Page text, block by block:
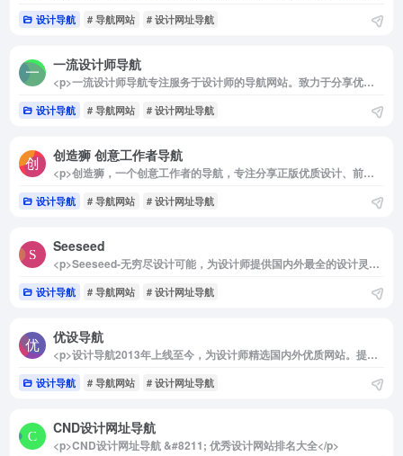
设计导航 # 导航网站 # 设计网址导航
一流设计师导航
<p>一流设计师导航专注服务于设计师的导航网站。致力于分享优秀免费的设计网站网址，一流设计导航大全还包括免费无版权限制可商用的高品质素材，设计教程、尺寸规范、配色方案、设计素材和灵感等。</p>
设计导航 # 导航网站 # 设计网址导航
创造狮 创意工作者导航
<p>创造狮，一个创意工作者的导航，专注分享正版优质设计、前端、产品、运营的书签导航，设计教程、设计规范、颜色搭配、灵感创意、前端框架、开发者工具、互联网新品推荐、运营数据分析、自媒体和工具利器好用的分类导航大全</p>
设计导航 # 导航网站 # 设计网址导航
Seeseed
<p>Seeseed-无穷尽设计可能，为设计师提供国内外最全的设计灵感、设计素材、设计工具、设计教程。</p>
设计导航 # 导航网站 # 设计网址导航
优设导航
<p>设计导航2013年上线至今，为设计师精选国内外优质网站。提供UI设计、设计教程、素材下载、高清图库、配色方案、App设计、网页设计等全方位设计师网站导航指引。每周更新！是优设网旗下最实用、最全面、最好用的设计师导航！</p>
设计导航 # 导航网站 # 设计网址导航
CND设计网址导航
<p>CND设计网址导航 &#8211; 优秀设计网站排名大全</p>